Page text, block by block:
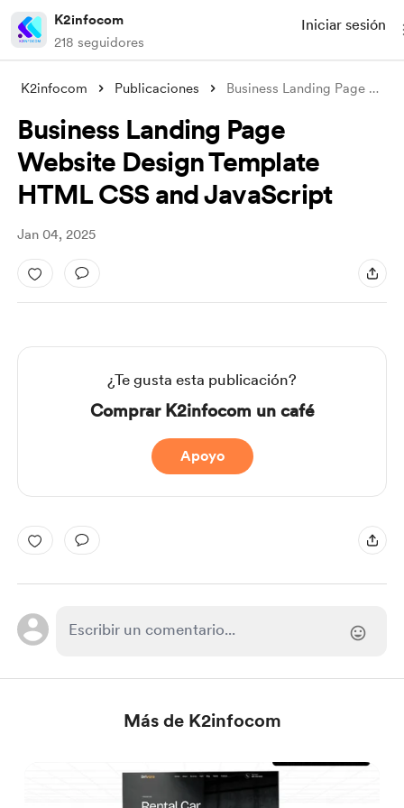
K2infocom
218 seguidores
Iniciar sesión
K2infocom Publicaciones Business Landing Page Website Design Tem
Business Landing Page
Website Design Template
HTML CSS and JavaScript
Jan 04, 2025
¿Te gusta esta publicación?
Comprar K2infocom un café
Apoyo
Más de K2infocom